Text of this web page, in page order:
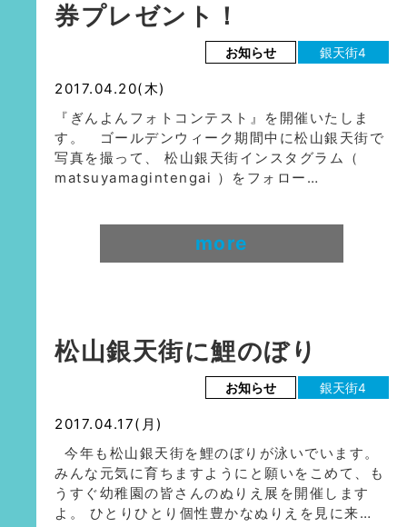
券プレゼント！
お知らせ 銀天街4
2017.04.20(木)
『ぎんよんフォトコンテスト』を開催いたしま
す。 ゴールデンウィーク期間中に松山銀天街で
写真を撮って、 松山銀天街インスタグラム（
matsuyamagintengai ）をフォロー…
more
松山銀天街に鯉のぼり
お知らせ 銀天街4
2017.04.17(月)
今年も松山銀天街を鯉のぼりが泳いでいます。
みんな元気に育ちますようにと願いをこめて、も
うすぐ幼稚園の皆さんのぬりえ展を開催します
よ。 ひとりひとり個性豊かなぬりえを見に来…